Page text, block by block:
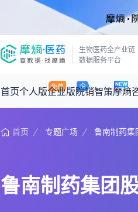
生物医药全产业链
数据服务平台
首页个人版企业版院销智策摩熵
咨询服务
产品立项评估及管线规划
产业/行业调研
摩熵原创
深度分析
政策法规
数据中心
基于市场数据，为您提供全面的市场
回放
王中健
首页 专题广场 鲁南制药集
鲁南制药集团